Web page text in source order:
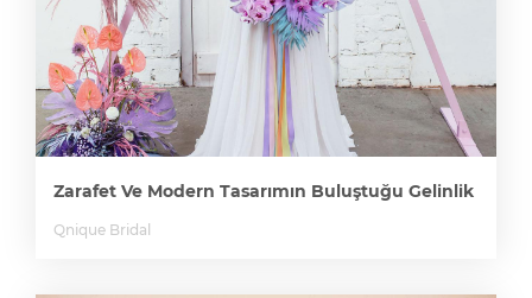
Zarafet Ve Modern Tasarımın Buluştuğu Gelinlik
Qnique Bridal